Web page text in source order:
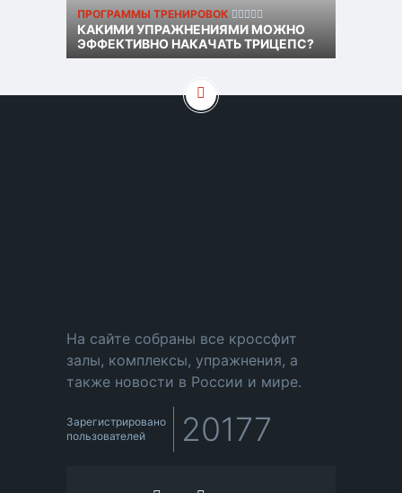
ПРОГРАММЫ ТРЕНИРОВОК
КАКИМИ УПРАЖНЕНИЯМИ МОЖНО
ЭФФЕКТИВНО НАКАЧАТЬ ТРИЦЕПС?
На сайте собраны все кроссфит
залы, комплексы, упражнения, а
также новости в России и мире.
Зарегистрировано
пользователей
20177